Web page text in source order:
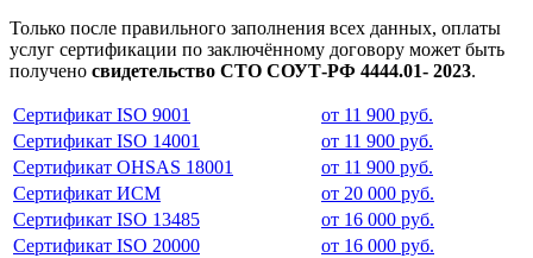
Только после правильного заполнения всех данных, оплаты
услуг сертификации по заключённому договору может быть
получено свидетельство СТО СОУТ-РФ 4444.01- 2023.
Сертификат ISO 9001
от 11 900 руб.
Сертификат ISO 14001
от 11 900 руб.
Сертификат OHSAS 18001
от 11 900 руб.
Сертификат ИСМ
от 20 000 руб.
Сертификат ISO 13485
от 16 000 руб.
Сертификат ISO 20000
от 16 000 руб.